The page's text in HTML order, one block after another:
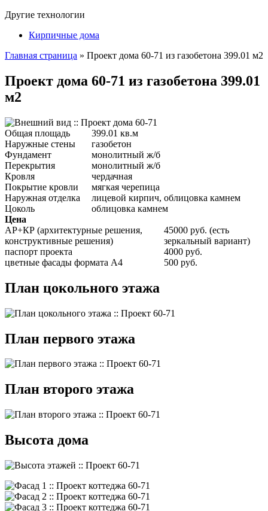
Другие технологии
Кирпичные дома
Главная страница » Проект дома 60-71 из газобетона 399.01 м2
Проект дома 60-71 из газобетона 399.01
м2
Общая площадь
399.01 кв.м
Наружные стены
газобетон
Фундамент
монолитный ж/б
Перекрытия
монолитный ж/б
Кровля
чердачная
Покрытие кровли
мягкая черепица
Наружная отделка
лицевой кирпич, облицовка камнем
Цоколь
облицовка камнем
Цена
АР+КР (архитектурные решения,
конструктивные решения)
45000 руб. (есть
зеркальный вариант)
паспорт проекта
4000 руб.
цветные фасады формата А4
500 руб.
План цокольного этажа
План первого этажа
План второго этажа
Высота дома